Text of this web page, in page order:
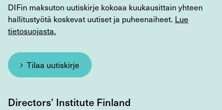
DIFin maksuton uutiskirje kokoaa kuukausittain yhteen
hallitustyötä koskevat uutiset ja puheenaiheet. Lue
tietosuojasta.
Tilaa uutiskirje
Directors’ Institute Finland